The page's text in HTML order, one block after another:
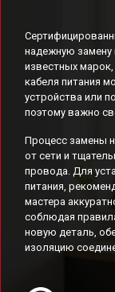
надежную
известных
кабеля питания
устройства или
поэтому важно
Процесс замены
от сети и
провода. Для
питания,
мастера
соблюдая
новую деталь,
изоляцию